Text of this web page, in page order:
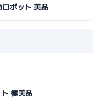
ボット 美品
極美品